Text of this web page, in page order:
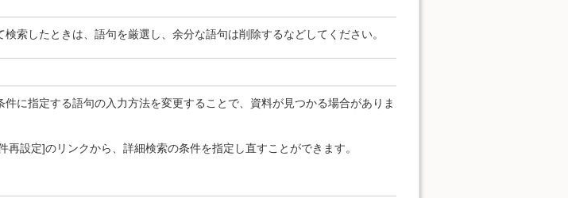
索したときは、語句を厳選し、余分な語句は削除するなどしてください。
に指定する語句の入力方法を変更することで、資料が見つかる場合がありま
再設定]のリンクから、詳細検索の条件を指定し直すことができます。